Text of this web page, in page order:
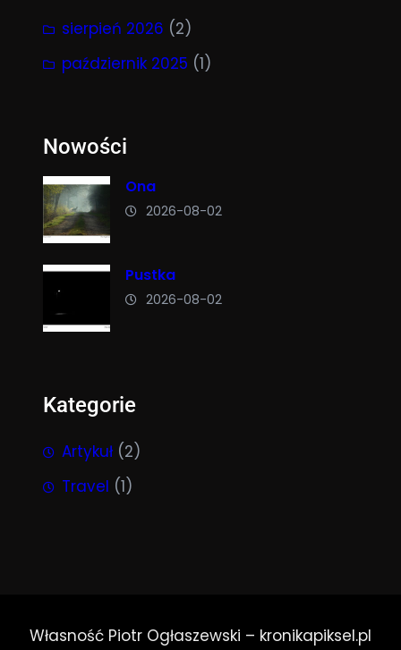
sierpień 2026 (2)
październik 2025 (1)
Nowości
Ona
2026-08-02
Pustka
2026-08-02
Kategorie
Artykuł(2)
Travel (1)
Własność Piotr Ogłaszewski – kronikapiksel.pl